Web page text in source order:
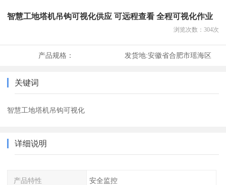
智慧工地塔机吊钩可视化供应 可远程查看 全程可视化作业
浏览次数： 304次
产品规格： 发货地:安徽省合肥市瑶海区
关键词
智慧工地塔机吊钩可视化
详细说明
产品特性 安全监控